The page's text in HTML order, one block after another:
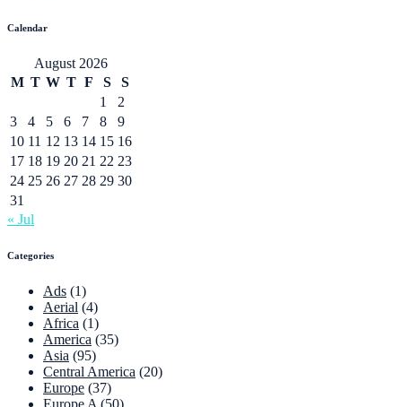
Calendar
August 2026
M T W T F S
S
1
2
3
4 5 6 7 8
9
10 11 12 13 14 15 16
17 18 19 20 21 22 23
24 25 26 27 28 29 30
31
« Jul
Categories
Ads (1)
Aerial (4)
Africa (1)
America (35)
Asia (95)
Central America (20)
Europe (37)
Europe A (50)